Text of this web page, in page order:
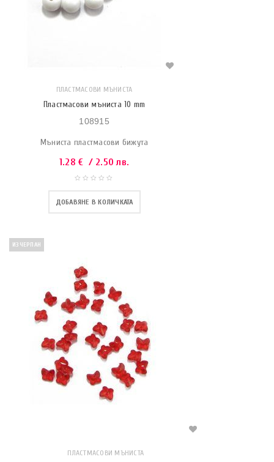
ПЛАСТМАСОВИ МЪНИСТА
Пластмасови мъниста 10 mm
108915
Мъниста пластмасови бижута
1.28€ / 2.50 лв.
ДОБАВЯНЕ В КОЛИЧКАТА
ИЗЧЕРПАН
ПЛАСТМАСОВИ МЪНИСТА